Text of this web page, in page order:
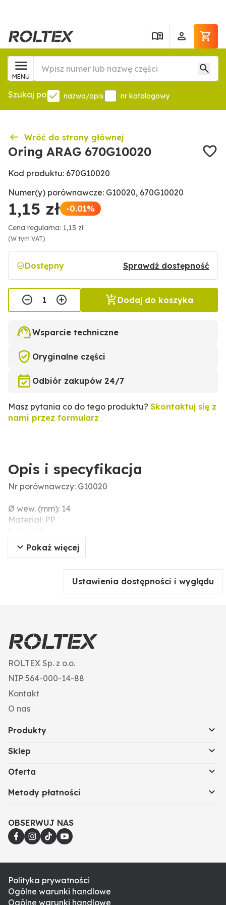
MENU
Szukaj po nazwa/opis nr katalogowy
Wróć do strony głównej
Oring ARAG 670G10020
Kod produktu: 670G10020
Numer(y) porównawcze: G10020, 670G10020
1,15 zł -0.01%
Cena regularna: 1,15 zł
(W tym VAT)
Dostępny Sprawdź dostępność
Dodaj do koszyka
Wsparcie techniczne
Oryginalne części
Odbiór zakupów 24/7
Masz pytania co do tego produktu? Skontaktuj się z
nami przez formularz
Opis i specyfikacja
Nr porównawczy: G10020
Ø wew. (mm): 14
Materiał: PP
Grubość (mm): 3
F (cale): 1/2"
Pokaż więcej
Ustawienia dostępności i wyglądu
ROLTEX Sp. z o.o.
NIP 564-000-14-88
Kontakt
O nas
Produkty
Sklep
Oferta
Metody płatności
OBSERWUJ NAS
Polityka prywatności
Ogólne warunki handlowe
Ogólne warunki handlowe